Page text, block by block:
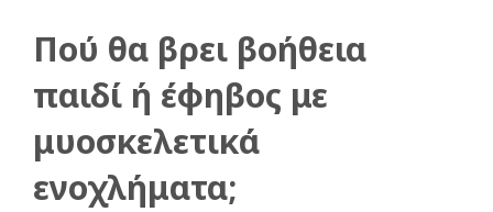
Πού θα βρει βοήθεια
παιδί ή έφηβος με
μυοσκελετικά
ενοχλήματα;